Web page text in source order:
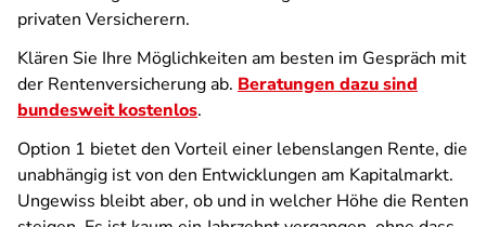
privaten Versicherern.
Klären Sie Ihre Möglichkeiten am besten im Gespräch mit
der Rentenversicherung ab. Beratungen dazu sind
bundesweit kostenlos.
Option 1 bietet den Vorteil einer lebenslangen Rente, die
unabhängig ist von den Entwicklungen am Kapitalmarkt.
Ungewiss bleibt aber, ob und in welcher Höhe die Renten